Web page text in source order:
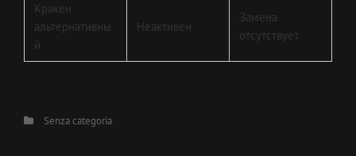
Кракен
альтернативны
й
Неактивен
Замена
отсутствует
CategoriesSenza categoria